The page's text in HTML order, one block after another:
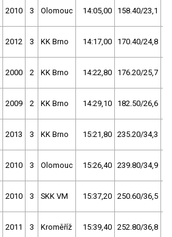
2010 3 Olomouc 14:05,00 158.40/23,1
2012 3 KK Brno 14:17,00 170.40/24,8
2000 2 KK Brno 14:22,80 176.20/25,7
2009 2 KK Brno 14:29,10 182.50/26,6
2013 3 KK Brno 15:21,80 235.20/34,3
2010 3 Olomouc 15:26,40 239.80/34,9
2010 3 SKK VM 15:37,20 250.60/36,5
2011 3 Kroměříž 15:39,40 252.80/36,8